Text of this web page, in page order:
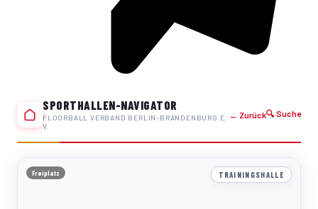
SPORTHALLEN-NAVIGATOR
FLOORBALL VERBAND BERLIN-BRANDENBURG E.
V.
← Zurück🔍 Suche
TRAININGSHALLE
Freiplatz